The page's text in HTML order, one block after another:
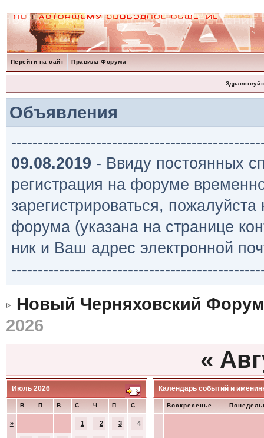
Перейти на сайт Правила Форума
Объявления
09.08.2019 - Ввиду постоянных
регистрация на форуме
зарегистрироваться,
форума (указана на странице
ник и Ваш адрес электронной
Новый Черняховский Форум
2026
«
Июль 2026
В П В С Ч П С
» 1 2 3 4
Календарь событий и
Воскресенье